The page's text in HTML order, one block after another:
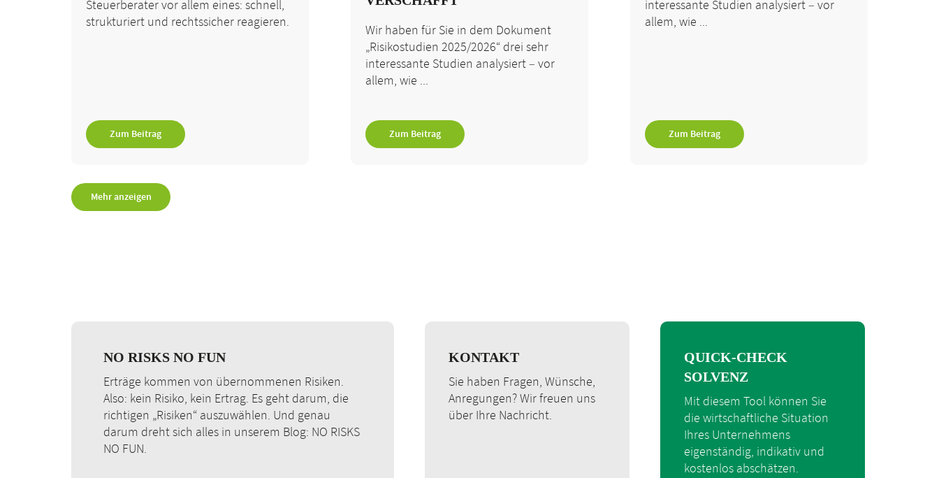
Steuerberater vor allem eines: schnell,
strukturiert und rechtssicher reagieren.
Zum Beitrag
Wir haben für Sie in dem Dokument
„Risikostudien 2025/2026“ drei sehr
interessante Studien analysiert – vor
allem, wie ...
Zum Beitrag
interessante Studien analysiert – vor
allem, wie ...
Zum Beitrag
Mehr anzeigen
NO RISKS NO FUN
Erträge kommen von übernommenen Risiken.
Also: kein Risiko, kein Ertrag. Es geht darum, die
richtigen „Risiken“ auszuwählen. Und genau
darum dreht sich alles in unserem Blog: NO RISKS
NO FUN.
KONTAKT
Sie haben Fragen, Wünsche,
Anregungen? Wir freuen uns
über Ihre Nachricht.
QUICK-CHECK
SOLVENZ
Mit diesem Tool können Sie
die wirtschaftliche Situation
Ihres Unternehmens
eigenständig, indikativ und
kostenlos abschätzen.